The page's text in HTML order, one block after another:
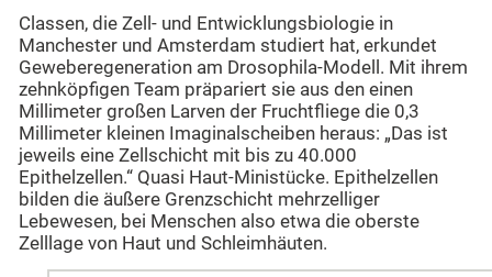
Classen, die Zell- und Entwicklungsbiologie in
Manchester und Amsterdam studiert hat, erkundet
Geweberegeneration am Drosophila-Modell. Mit ihrem
zehnköpfigen Team präpariert sie aus den einen
Millimeter großen Larven der Fruchtfliege die 0,3
Millimeter kleinen Imaginalscheiben heraus: „Das ist
jeweils eine Zellschicht mit bis zu 40.000
Epithelzellen.“ Quasi Haut-Ministücke. Epithelzellen
bilden die äußere Grenzschicht mehrzelliger
Lebewesen, bei Menschen also etwa die oberste
Zelllage von Haut und Schleimhäuten.